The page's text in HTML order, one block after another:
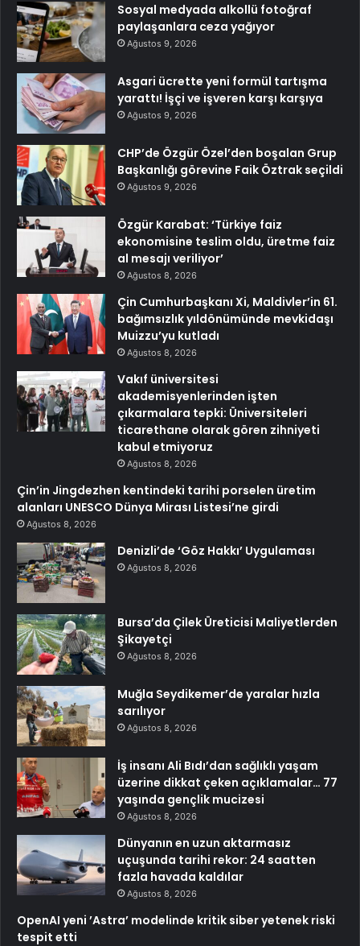
Sosyal medyada alkollü fotoğraf
paylaşanlara ceza yağıyor
Ağustos 9, 2026
Asgari ücrette yeni formül tartışma
yarattı! İşçi ve işveren karşı karşıya
Ağustos 9, 2026
CHP’de Özgür Özel’den boşalan Grup
Başkanlığı görevine Faik Öztrak seçildi
Ağustos 9, 2026
Özgür Karabat: ‘Türkiye faiz
ekonomisine teslim oldu, üretme faiz
al mesajı veriliyor’
Ağustos 8, 2026
Çin Cumhurbaşkanı Xi, Maldivler’in 61.
bağımsızlık yıldönümünde mevkidaşı
Muizzu’yu kutladı
Ağustos 8, 2026
Vakıf üniversitesi
akademisyenlerinden işten
çıkarmalara tepki: Üniversiteleri
ticarethane olarak gören zihniyeti
kabul etmiyoruz
Ağustos 8, 2026
Çin’in Jingdezhen kentindeki tarihi porselen üretim
alanları UNESCO Dünya Mirası Listesi’ne girdi
Ağustos 8, 2026
Denizli’de ‘Göz Hakkı’ Uygulaması
Ağustos 8, 2026
Bursa’da Çilek Üreticisi Maliyetlerden
Şikayetçi
Ağustos 8, 2026
Muğla Seydikemer’de yaralar hızla
sarılıyor
Ağustos 8, 2026
İş insanı Ali Bıdı’dan sağlıklı yaşam
üzerine dikkat çeken açıklamalar… 77
yaşında gençlik mucizesi
Ağustos 8, 2026
Dünyanın en uzun aktarmasız
uçuşunda tarihi rekor: 24 saatten
fazla havada kaldılar
Ağustos 8, 2026
OpenAI yeni ’Astra’ modelinde kritik siber yetenek riski
tespit etti